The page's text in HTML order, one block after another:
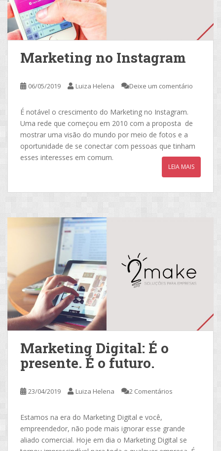
Marketing no Instagram
06/05/2019 Luiza Helena Deixe um comentário
É notável o crescimento do Marketing no Instagram.
Uma rede que começou em 2010 com a proposta de
mostrar uma visão do mundo por meio de fotos e a
oportunidade de se conectar com pessoas que tinham
esses interesses em comum.
LEIA MAIS
Marketing Digital: É o
presente. É o futuro.
23/04/2019 Luiza Helena 2 Comentários
Estamos na era do Marketing Digital e você,
empreendedor, não pode mais ignorar esse grande
aliado comercial. Hoje em dia o Marketing Digital se